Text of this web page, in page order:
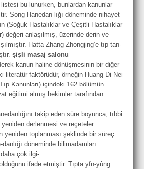
listesi bu-lunurken, bunlardan kanunlar
Song Hanedan-lığı döneminde nihayet
(Soğuk Hastalıklar ve Çeşitli Hastalıklar
değeri anlaşılmış, üzerinde derin ve
Hatta Zhang Zhongjing’e tıp tan-
şişli masaj salonu
kanun haline dönüşmesinin bir diğer
literatür faktörüdür, örneğin Huang Di Nei
Kanunları) içindeki 162 bölümün
eğitimi almış hekimler tarafından
takip eden süre boyunca, tıbbi
yeniden derlenmesi ve reçeteler
yeniden toplanması şeklinde bir süreç
döneminde bilimadamları
çok ilgi-
ifade etmiştir. Tıpta yfn-yûng